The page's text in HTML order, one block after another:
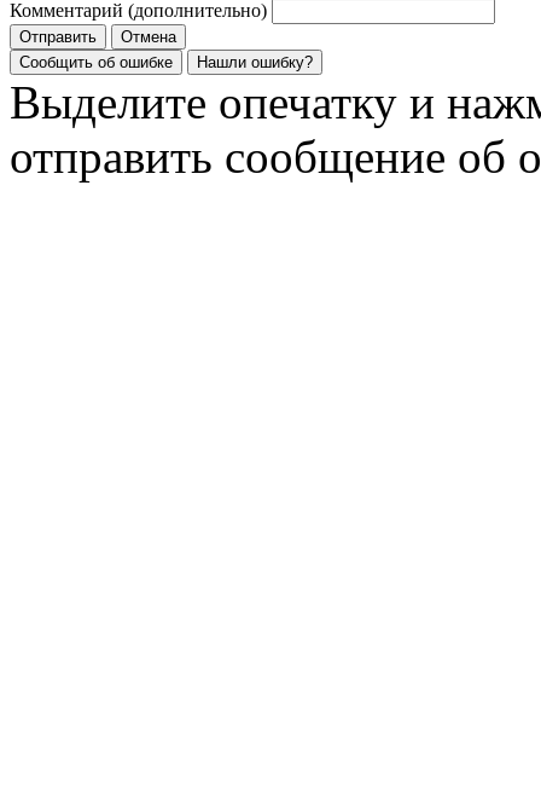
Комментарий (дополнительно)
Отправить
Отмена
Сообщить об ошибке
Нашли ошибку?
Выделите опечатку и
отправить сообщение об